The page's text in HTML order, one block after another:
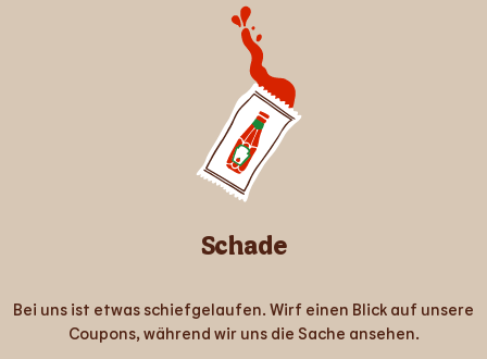
Schade
Bei uns ist etwas schiefgelaufen. Wirf einen Blick auf unsere
Coupons, während wir uns die Sache ansehen.